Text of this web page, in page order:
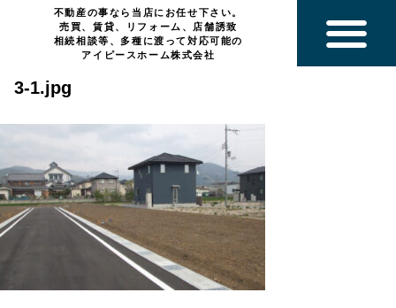
不動産の事なら当店にお任せ下さい。
売買、賃貸、リフォーム、店舗誘致
相続相談等、多種に渡って対応可能の
アイピースホーム株式会社
3-1.jpg